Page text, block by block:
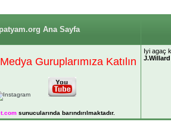
Ana Sayfa
Guruplarımıza Katılın
.comsunucularında barındırılmaktadır.
Iyi agaç